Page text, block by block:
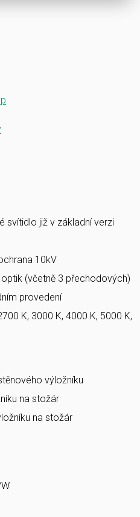
svítidlo již v základní verzi
10kV
(včetně 3 přechodových)
provedení
K, 3000 K, 4000 K, 5000 K,
výložníku
na stožár
na stožár